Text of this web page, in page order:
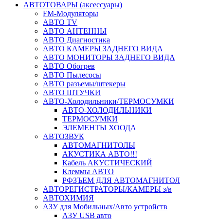
АВТОТОВАРЫ (аксессуары)
FM-Модуляторы
АВТО TV
АВТО АНТЕННЫ
АВТО Диагностика
АВТО КАМЕРЫ ЗАДНЕГО ВИДА
АВТО МОНИТОРЫ ЗАДНЕГО ВИДА
АВТО Обогрев
АВТО Пылесосы
АВТО разъемы/штекеры
АВТО ШТУЧКИ
АВТО-Холодильники/ТЕРМОСУМКИ
АВТО-ХОЛОДИЛЬНИКИ
ТЕРМОСУМКИ
ЭЛЕМЕНТЫ ХООДА
АВТОЗВУК
АВТОМАГНИТОЛЫ
АКУСТИКА АВТО!!!
Кабель АКУСТИЧЕСКИЙ
Клеммы АВТО
РФЗЪЕМ ДЛЯ АВТОМАГНИТОЛ
АВТОРЕГИСТРАТОРЫ/КАМЕРЫ з/в
АВТОХИМИЯ
АЗУ для Мобильных/Авто устройств
АЗУ USB авто